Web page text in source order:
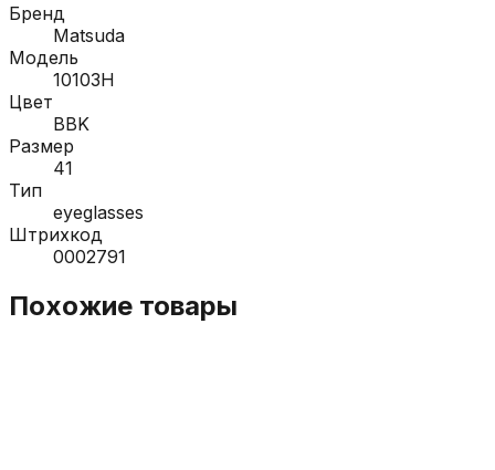
Бренд
Matsuda
Модель
10103H
Цвет
BBK
Размер
41
Тип
eyeglasses
Штрихкод
0002791
Похожие товары